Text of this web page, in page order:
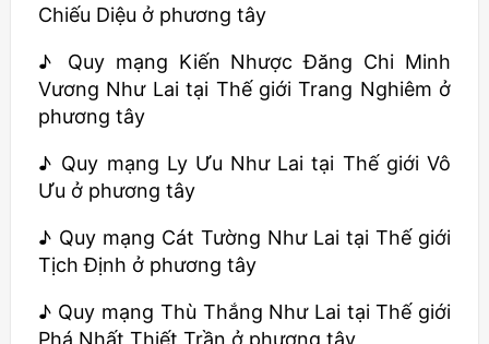
Chiếu Diệu ở phương tây
♪ Quy mạng Kiến Nhược Đăng Chi Minh
Vương Như Lai tại Thế giới Trang Nghiêm ở
phương tây
♪ Quy mạng Ly Ưu Như Lai tại Thế giới Vô
Ưu ở phương tây
♪ Quy mạng Cát Tường Như Lai tại Thế giới
Tịch Định ở phương tây
♪ Quy mạng Thù Thắng Như Lai tại Thế giới
Phá Nhất Thiết Trần ở phương tây